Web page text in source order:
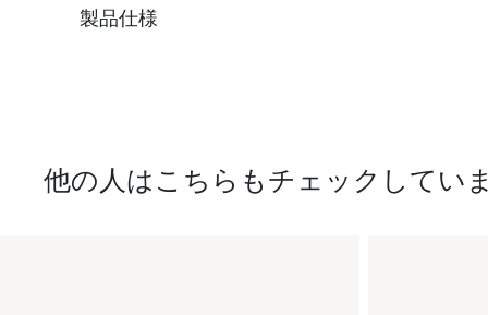
製品仕様
他の人はこちらもチェックしてい